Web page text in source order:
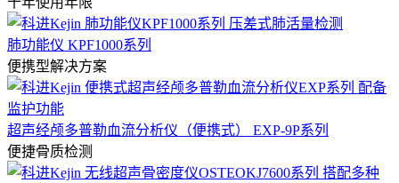
肺功能仪 KPF1000系列
便携型解决方案
超声经颅多普勒血流分析仪（便携式） EXP-9P系列
便捷骨质检测